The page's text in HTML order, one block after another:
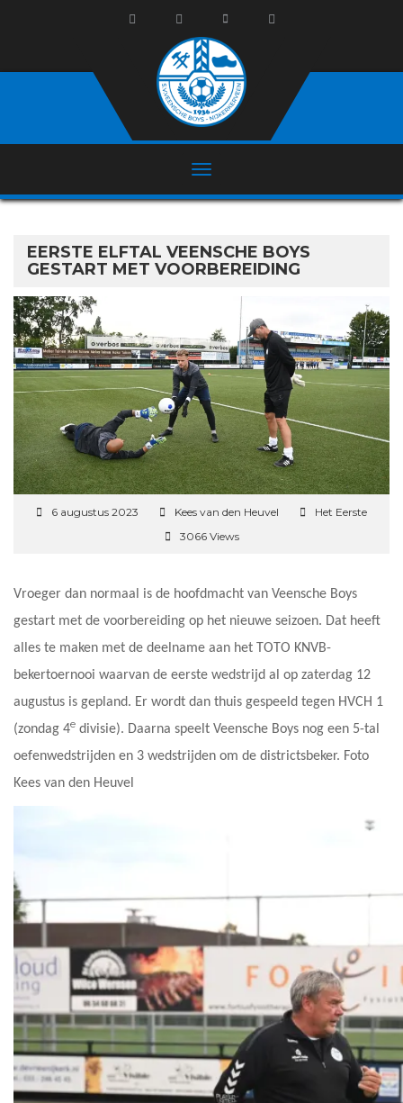
EERSTE ELFTAL VEENSCHE BOYS
GESTART MET VOORBEREIDING
6 augustus 2023 Kees van den Heuvel
Het Eerste
3066 Views
Vroeger dan normaal is de hoofdmacht van Veensche Boys
gestart met de voorbereiding op het nieuwe seizoen. Dat heeft
alles te maken met de deelname aan het TOTO KNVB-
bekertoernooi waarvan de eerste wedstrijd al op zaterdag 12
augustus is gepland. Er wordt dan thuis gespeeld tegen HVCH 1
(zondag 4e divisie). Daarna speelt Veensche Boys nog een 5-tal
oefenwedstrijden en 3 wedstrijden om de districtsbeker. Foto
Kees van den Heuvel